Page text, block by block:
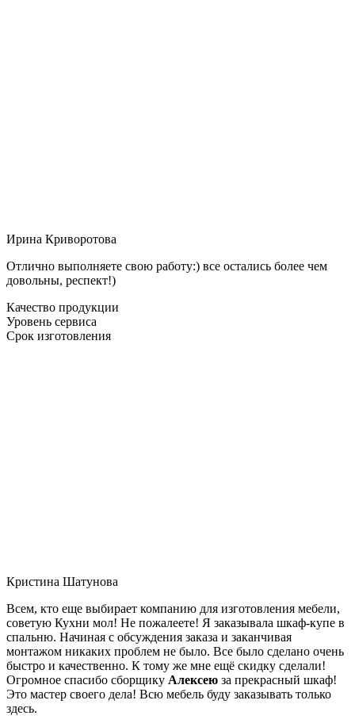
Ирина Криворотова
Отлично выполняете свою работу:) все остались более чем
довольны, респект!)
Качество продукции
Уровень сервиса
Срок изготовления
Кристина Шатунова
Всем, кто еще выбирает компанию для изготовления мебели,
советую Кухни мол! Не пожалеете! Я заказывала шкаф-купе в
спальню. Начиная с обсуждения заказа и заканчивая
монтажом никаких проблем не было. Все было сделано очень
быстро и качественно. К тому же мне ещё скидку сделали!
Огромное спасибо сборщику Алексею за прекрасный шкаф!
Это мастер своего дела! Всю мебель буду заказывать только
здесь.